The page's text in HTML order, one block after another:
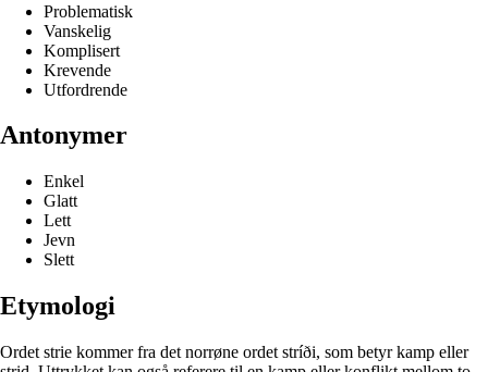
Problematisk
Vanskelig
Komplisert
Krevende
Utfordrende
Antonymer
Enkel
Glatt
Lett
Jevn
Slett
Etymologi
Ordet strie kommer fra det norrøne ordet stríði, som betyr kamp eller